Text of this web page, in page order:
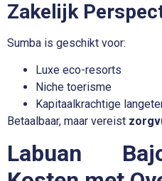
Zakelijk
Sumba is geschikt voor:
Luxe eco-resorts
Niche toerisme
Kapitaalkrachtige
Betaalbaar, maar vereist
Labuan